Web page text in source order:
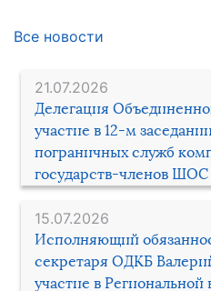
21.07.2026
Делегация
участие в 12-м
пограничных служб
государств-членов ШОС
15.07.2026
Исполняющий
секретаря ОДКБ
участие в Региональной
Все новости